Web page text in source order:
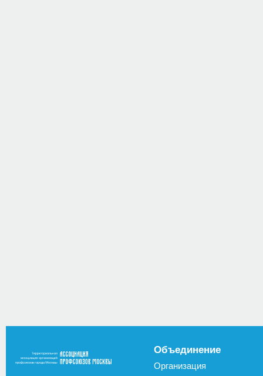
Объединение
Организация